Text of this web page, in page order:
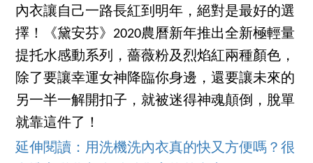
內衣讓自己一路長紅到明年，絕對是最好的選
擇！《黛安芬》2020農曆新年推出全新極輕量
提托水感動系列，薔薇粉及烈焰紅兩種顏色，
除了要讓幸運女神降臨你身邊，還要讓未來的
另一半一解開扣子，就被迷得神魂顛倒，脫單
就靠這件了！
延伸閱讀：用洗機洗內衣真的快又方便嗎？很